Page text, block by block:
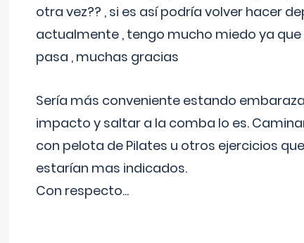
otra vez?? , si es así podría volver hacer
actualmente , tengo mucho miedo ya
pasa , muchas gracias
Sería más conveniente estando
impacto y saltar a la comba lo es.
con pelota de Pilates u otros ejercicios
estarían mas indicados.
Con respecto...